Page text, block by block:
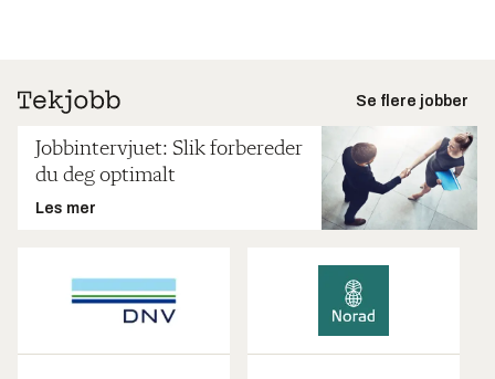
Se flere jobber
Jobbintervjuet: Slik forbereder
du deg optimalt
Les mer